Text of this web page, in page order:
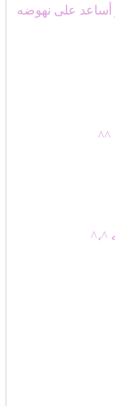
أساعد على نهوضه
^^
^،^